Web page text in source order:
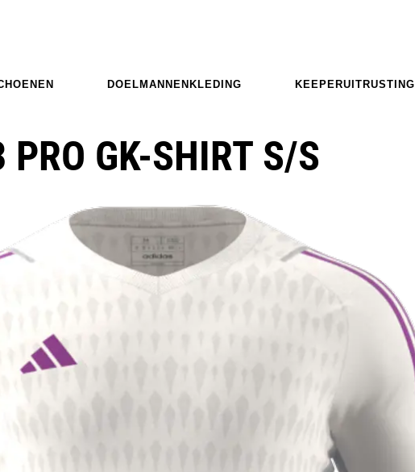
DOELMANNENKLEDING KEEPERUITRUSTING
GK-SHIRT S/S